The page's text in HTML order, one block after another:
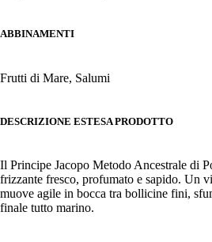
ABBINAMENTI
Frutti di Mare, Salumi
DESCRIZIONE ESTESA PRODOTTO
Il Principe Jacopo Metodo Ancestrale di
frizzante fresco, profumato e sapido. Un
muove agile in bocca tra bollicine fini,
finale tutto marino.